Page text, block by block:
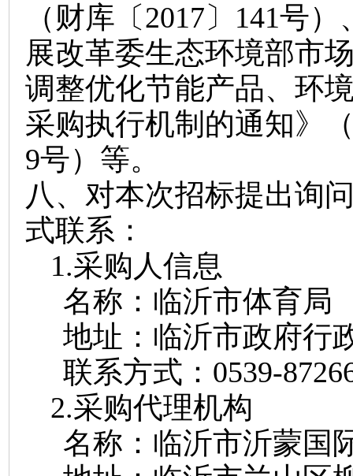
（财库〔2017〕141号
展改革委生态环境部市
调整优化节能产品、环
采购执行机制的通知》
9号）等。
八、对本次招标提出询
式联系：
1.采购人信息
名称： 临沂市体育局
地址： 临沂市政府行
联系方式： 0539-
2.采购代理机构
名称：临沂市沂蒙国